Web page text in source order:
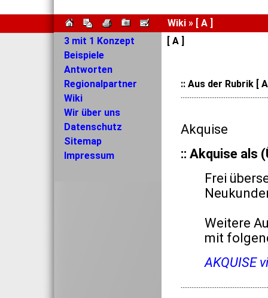
Wiki » [ A ]
3 mit 1 Konzept
Beispiele
Antworten
Regionalpartner
Wiki
Wir über uns
Datenschutz
Sitemap
Impressum
[ A ]
:: Aus der Rubrik [
Akquise
:: Akquise als
Frei
Weitere
mit
AKQUISE